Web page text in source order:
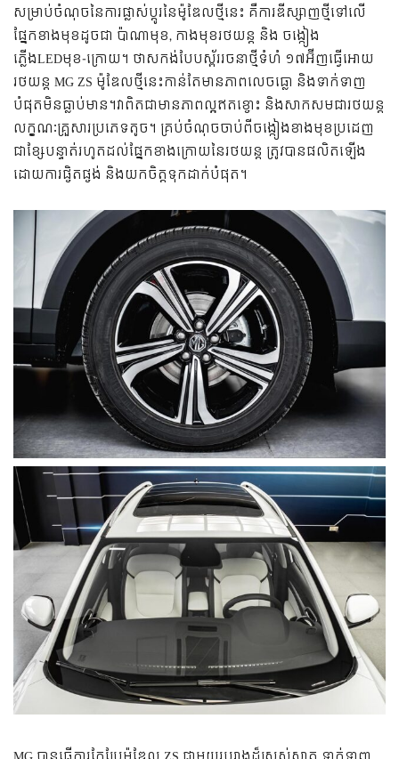
សម្រាប់ចំណុចនៃការផ្លាស់ប្តូរនៃម៉ូឌែលថ្មីនេះ គឺការឌីស្សាញថ្មីទៅលើ
ផ្នែកខាងមុខដូចជា ប៉ាណាមុខ, កាងមុខរថយន្ត និង ចង្កៀង
ភ្លើងLEDមុខ-ក្រោយ។ ថាសកង់បែបស្ព័ររចនាថ្មីទំហំ ១៧អ៊ីញធ្វើអោយ
រថយន្ត MG ZS ម៉ូឌែលថ្មីនេះកាន់តែមានភាពលេចធ្លោ និងទាក់ទាញ
បំផុតមិនធ្លាប់មាន។វាពិតជាមានភាពល្អឥតខ្ចោះ និងសាកសមជារថយន្ត
លក្ខណៈគ្រួសារប្រភេទតូច។ គ្រប់ចំណុចចាប់ពីចង្កៀងខាងមុខប្រដេញ
ជាខ្សែបន្ទាត់រហូតដល់ផ្នែកខាងក្រោយនៃរថយន្ត ត្រូវបានផលិតឡើង
ដោយការផ្ចិតផ្ចង់ និងយកចិត្តទុកដាក់បំផុត។